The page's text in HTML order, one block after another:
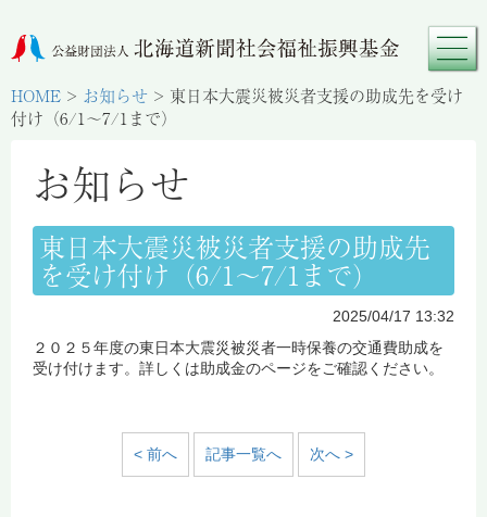
HOME > お知らせ > 東日本大震災被災者支援の助成先を受け
付け（6/1～7/1まで）
お知らせ
東日本大震災被災者支援の助成先
を受け付け（6/1～7/1まで）
2025/04/17 13:32
２０２５年度の東日本大震災被災者一時保養の交通費助成を
受け付けます。詳しくは助成金のページをご確認ください。
< 前へ 記事一覧へ 次へ >